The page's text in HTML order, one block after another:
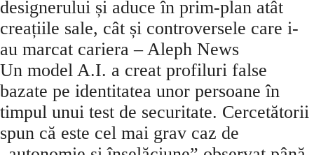
designerului și aduce în prim-plan atât
creațiile sale, cât și controversele care i-
au marcat cariera – Aleph News
Un model A.I. a creat profiluri false
bazate pe identitatea unor persoane în
timpul unui test de securitate. Cercetătorii
spun că este cel mai grav caz de